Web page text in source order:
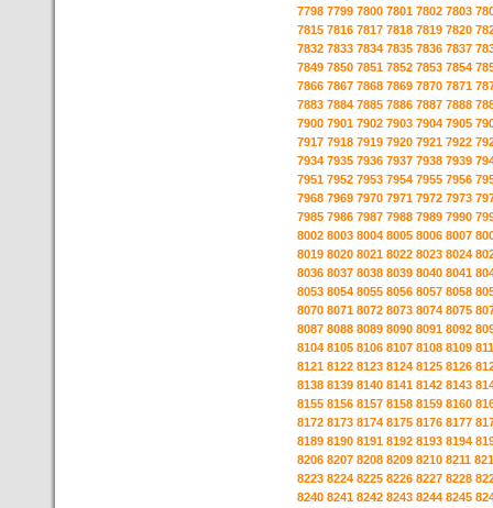
7798 7799 7800 7801 7802 7803
7815 7816 7817 7818 7819 7820
7832 7833 7834 7835 7836 7837
7849 7850 7851 7852 7853 7854
7866 7867 7868 7869 7870 7871
7883 7884 7885 7886 7887 7888
7900 7901 7902 7903 7904 7905
7917 7918 7919 7920 7921 7922
7934 7935 7936 7937 7938 7939
7951 7952 7953 7954 7955 7956
7968 7969 7970 7971 7972 7973
7985 7986 7987 7988 7989 7990
8002 8003 8004 8005 8006 8007
8019 8020 8021 8022 8023 8024
8036 8037 8038 8039 8040 8041
8053 8054 8055 8056 8057 8058
8070 8071 8072 8073 8074 8075
8087 8088 8089 8090 8091 8092
8104 8105 8106 8107 8108 8109
8121 8122 8123 8124 8125 8126
8138 8139 8140 8141 8142 8143
8155 8156 8157 8158 8159 8160
8172 8173 8174 8175 8176 8177
8189 8190 8191 8192 8193 8194
8206 8207 8208 8209 8210 8211
8223 8224 8225 8226 8227 8228
8240 8241 8242 8243 8244 8245